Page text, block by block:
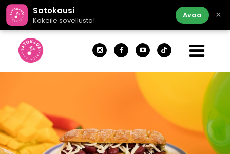
Satokausi
Kokeile sovellusta!
Avaa ×